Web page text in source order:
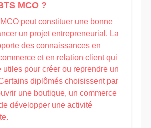
MCO ?
peut constituer une bonne
un projet entrepreneurial. La
des connaissances en
et en relation client qui
utiles pour créer ou reprendre un
diplômés choisissent par
une boutique, un commerce
développer une activité